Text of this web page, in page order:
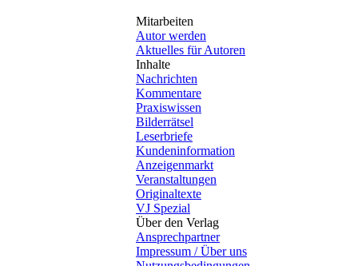
Mitarbeiten
Autor werden
Aktuelles für Autoren
Inhalte
Nachrichten
Kommentare
Praxiswissen
Bilderrätsel
Leserbriefe
Kundeninformation
Anzeigenmarkt
Veranstaltungen
Originaltexte
VJ Spezial
Über den Verlag
Ansprechpartner
Impressum / Über uns